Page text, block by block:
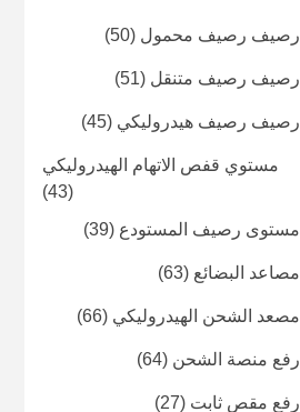
رصيف رصيف محمول (50)
رصيف رصيف متنقل (51)
رصيف رصيف هيدروليكي (45)
مستوي قفص الاتهام الهيدروليكي
(43)
مستوى رصيف المستودع (39)
مصاعد البضائع (63)
مصعد الشحن الهيدروليكي (66)
رفع منصة الشحن (64)
رفع مقص ثابت (27)